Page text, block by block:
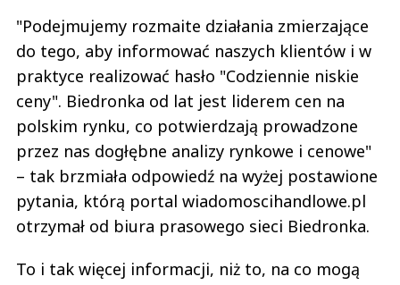
"Podejmujemy rozmaite działania zmierzające
do tego, aby informować naszych klientów i w
praktyce realizować hasło "Codziennie niskie
ceny". Biedronka od lat jest liderem cen na
polskim rynku, co potwierdzają prowadzone
przez nas dogłębne analizy rynkowe i cenowe"
– tak brzmiała odpowiedź na wyżej postawione
pytania, którą portal wiadomoscihandlowe.pl
otrzymał od biura prasowego sieci Biedronka.
To i tak więcej informacji, niż to, na co mogą